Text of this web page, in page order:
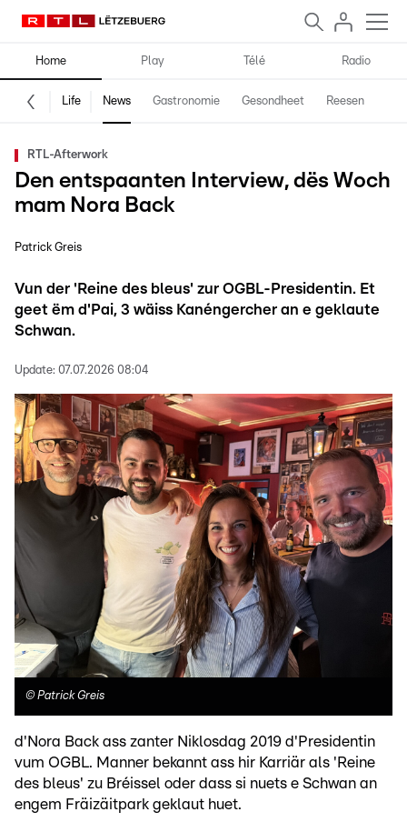
Home Play Télé Radio
Life News Gastronomie Gesondheet Reesen
RTL-Afterwork
Den entspaanten Interview, dës Woch
mam Nora Back
Patrick Greis
Vun der 'Reine des bleus' zur OGBL-Presidentin. Et
geet ëm d'Pai, 3 wäiss Kanéngercher an e geklaute
Schwan.
Update: 07.07.2026 08:04
© Patrick Greis
d'Nora Back ass zanter Niklosdag 2019 d'Presidentin
vum OGBL. Manner bekannt ass hir Karriär als 'Reine
des bleus' zu Bréissel oder dass si nuets e Schwan an
engem Fräizäitpark geklaut huet.